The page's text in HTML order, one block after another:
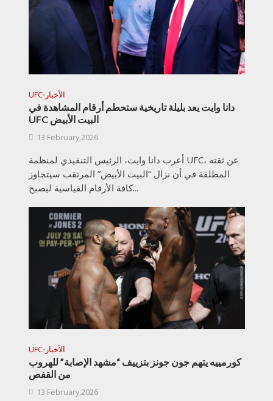
UFC• الأخبار
دانا وايت يعد بليلة تاريخية ستحطم أرقام المشاهدة في
UFC البيت الأبيض
13 February,2026
أعرب دانا وايت، الرئيس التنفيذي لمنظمة UFC، عن ثقته
المطلقة في أن نزال “البيت الأبيض” المرتقب سيتجاوز
كافة الأرقام القياسية ليصبح...
UFC• الأخبار
كورمييه يتهم جون جونز بتزييف “مشهد الإصابة” للهروب
من القفص
13 February,2026